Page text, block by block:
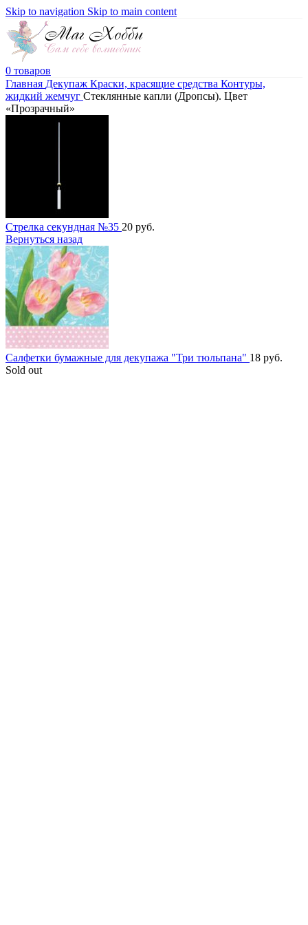
Skip to navigation Skip to main content
0 товаров
Главная Декупаж Краски, красящие средства Контуры,
жидкий жемчуг Стеклянные капли (Дропсы). Цвет
«Прозрачный»
Стрелка секундная №35 20 руб.
Вернуться назад
Салфетки бумажные для декупажа "Три тюльпана" 18 руб.
Sold out